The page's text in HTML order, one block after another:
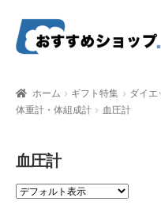
ナ
ビ
シ
へ
キ
コ
ン
ツ
キ
プ
比較する
ギフトカタログ（ユニバース
gold-form
ホーム ギフト特集 ダイエ
体重計・体組成計
血圧計
血圧計